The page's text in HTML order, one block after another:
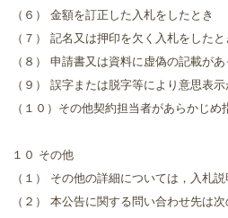
（６） 金額を訂正した入札をしたとき
（７） 記名又は押印を欠く入札をしたと
（８） 申請書又は資料に虚偽の記載があ
（９） 誤字または脱字等により意思表
（１０）その他契約担当者があらかじ
１０ その他
（１） その他の詳細については，入札説
（２） 本公告に関する問い合わせ先は次